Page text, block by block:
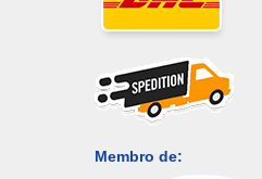
Membro de: